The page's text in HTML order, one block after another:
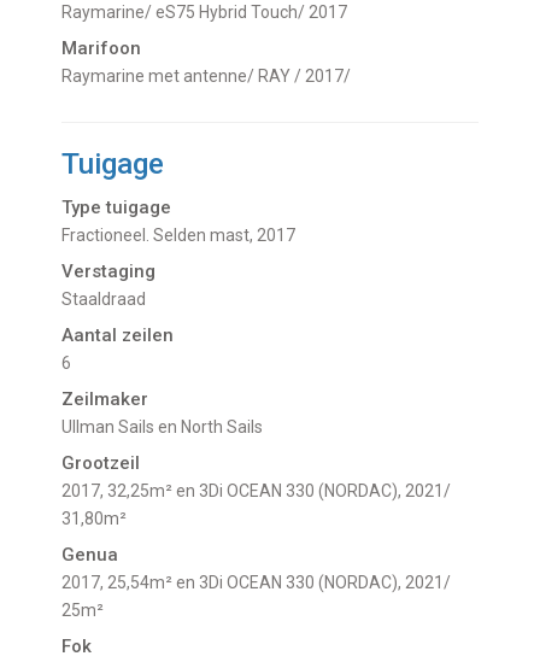
Raymarine/ eS75 Hybrid Touch/ 2017
Marifoon
Raymarine met antenne/ RAY / 2017/
Tuigage
Type tuigage
Fractioneel. Selden mast, 2017
Verstaging
Staaldraad
Aantal zeilen
6
Zeilmaker
Ullman Sails en North Sails
Grootzeil
2017, 32,25m² en 3Di OCEAN 330 (NORDAC), 2021/
31,80m²
Genua
2017, 25,54m² en 3Di OCEAN 330 (NORDAC), 2021/
25m²
Fok